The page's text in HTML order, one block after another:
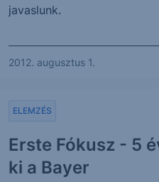
javaslunk.
2012. augusztus 1.
Erste Fókusz - 5
ki a Bayer
ELEMZÉS